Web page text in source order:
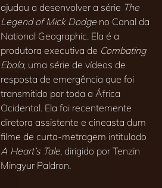
ajudou a desenvolver a série The
Legend of Mick Dodgeno Canal da
National Geographic. Ela é a
produtora executiva de Combating
Ebola, uma série de vídeos de
resposta de emergência que foi
transmitido por toda a África
Ocidental. Ela foi recentemente
diretora assistente e cineasta dum
filme de curta‑metragem intitulado
A Heart’s Tale, dirigido por Tenzin
Mingyur Paldron.